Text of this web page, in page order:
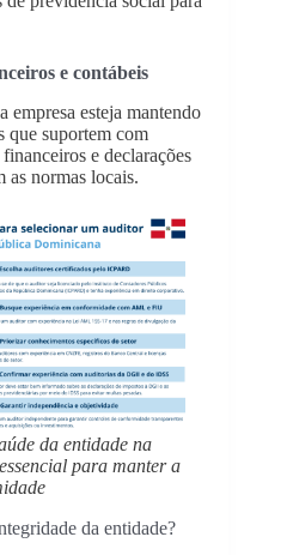
e contábeis
empresa esteja mantendo
que suportem com
e declarações
as normas locais.
da entidade na
para manter a
da entidade?